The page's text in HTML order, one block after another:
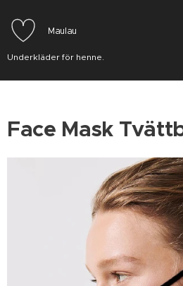
Maulau
Underkläder för henne.
Face Mask